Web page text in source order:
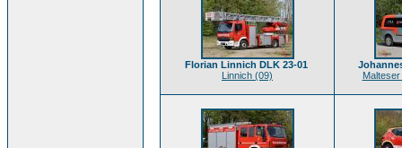
Florian Linnich DLK 23-01
Linnich (09)